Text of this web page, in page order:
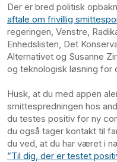
Der er bred politisk
aftale om frivillig
regeringen, Venstre,
Enhedslisten, Det
Alternativet og Susanne
og teknologisk løsning for
Husk, at du med appen
smittespredningen hos
du testes positiv for ny
du også tager kontakt til
du ved, at du har været i
”Til dig, der er testet